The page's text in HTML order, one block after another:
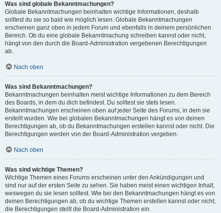
Was sind globale Bekanntmachungen?
Globale Bekanntmachungen beinhalten wichtige Informationen, deshalb
solltest du sie so bald wie möglich lesen. Globale Bekanntmachungen
erscheinen ganz oben in jedem Forum und ebenfalls in deinem persönlichen
Bereich. Ob du eine globale Bekanntmachung schreiben kannst oder nicht,
hängt von den durch die Board-Administration vergebenen Berechtigungen
ab.
Nach oben
Was sind Bekanntmachungen?
Bekanntmachungen beinhalten meist wichtige Informationen zu dem Bereich
des Boards, in dem du dich befindest. Du solltest sie stets lesen.
Bekanntmachungen erscheinen oben auf jeder Seite des Forums, in dem sie
erstellt wurden. Wie bei globalen Bekanntmachungen hängt es von deinen
Berechtigungen ab, ob du Bekanntmachungen erstellen kannst oder nicht. Die
Berechtigungen werden von der Board-Administration vergeben.
Nach oben
Was sind wichtige Themen?
Wichtige Themen eines Forums erscheinen unter den Ankündigungen und
sind nur auf der ersten Seite zu sehen. Sie haben meist einen wichtigen Inhalt,
weswegen du sie lesen solltest. Wie bei den Bekanntmachungen hängt es von
deinen Berechtigungen ab, ob du wichtige Themen erstellen kannst oder nicht;
die Berechtigungen stellt die Board-Administration ein.